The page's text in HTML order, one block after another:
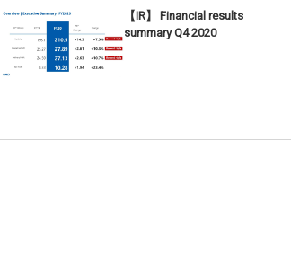
【IR】 Financial results
summary Q4 2020